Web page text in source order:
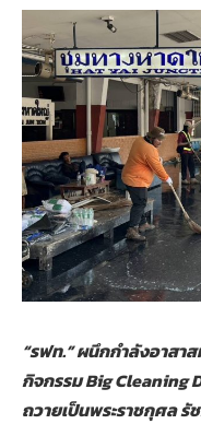
“รฟท.” ผนึกกำลังอาสา
กิจกรรม Big Cleaning
ถวายเป็นพระราชกุศล